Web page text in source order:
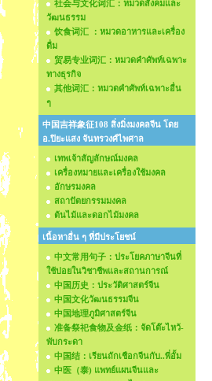
社会与文化词汇：หมวดสังคมและ
วัฒนธรรม
饮食词汇 ：หมวดอาหารและเครื่อง
ดื่ม
贸易专业词汇：หมวดคำศัพท์เฉพาะ
ทางธุรกิจ
其他词汇：หมวดคำศัพท์เฉพาะอื่น
ๆ
中国吉祥象征108 สิ่งมิ่งมงคลจีน โดย
อ.ปิยะแสง จันทรวงศ์ไพศาล
เทพเจ้าสัญลักษณ์มงคล
เครื่องหมายและเครื่องใช้มงคล
อักษรมงคล
สถาปัตยกรรมมงคล
ต้นไม้และดอกไม้มงคล
เนื้อหาอื่น ๆ ที่มีประโยชน์
中文常用句子：ประโยคภาษาจีนที่
ใช้บ่อยในวิชาชีพและสถานการณ์
中国历史：ประวัติศาสตร์จีน
中国文化วัฒนธรรมจีน
中国地理ภูมิศาสตร์จีน
准备祭祀食物及金纸：จัดโต๊ะไหว้-
พับกระดา
中国结：เรียนถักเชือกจีนกับ..พี่อั้ม
中医（泰) แพทย์แผนจีนและ